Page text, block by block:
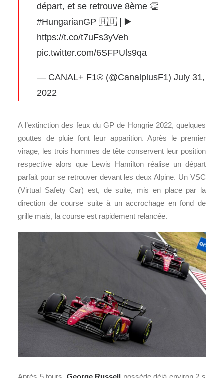
départ, et se retrouve 8ème 👏
#HungarianGP 🇭🇺 | ▶️
https://t.co/t7uFs3yVeh
pic.twitter.com/6SFPUls9qa
— CANAL+ F1® (@CanalplusF1) July 31,
2022
A l’extinction des feux du GP de Hongrie 2022, quelques
gouttes de pluie font leur apparition. Après le premier
virage, les trois hommes de tête conservent leur position
respective alors que Lewis Hamilton réalise un départ
parfait pour se retrouver devant les deux Alpine. Un VSC
(Virtual Safety Car) est, de suite, mis en place par la
direction de course suite à un accrochage en fond de
grille mais, la course est rapidement relancée.